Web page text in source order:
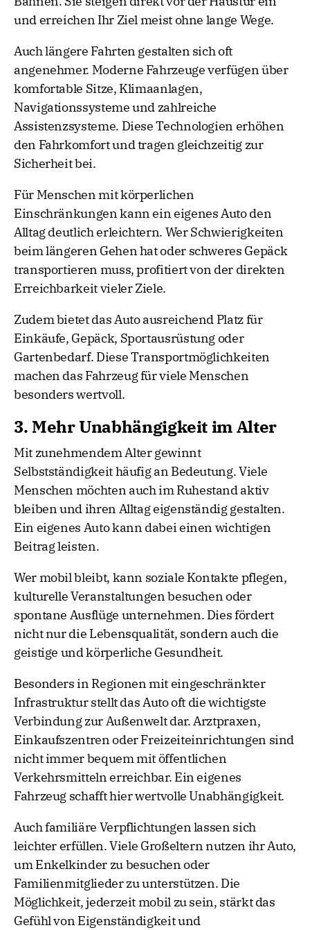
und erreichen Ihr Ziel meist ohne lange Wege.
Auch längere Fahrten gestalten sich oft
angenehmer. Moderne Fahrzeuge verfügen über
komfortable Sitze, Klimaanlagen,
Navigationssysteme und zahlreiche
Assistenzsysteme. Diese Technologien erhöhen
den Fahrkomfort und tragen gleichzeitig zur
Sicherheit bei.
Für Menschen mit körperlichen
Einschränkungen kann ein eigenes Auto den
Alltag deutlich erleichtern. Wer Schwierigkeiten
beim längeren Gehen hat oder schweres Gepäck
transportieren muss, profitiert von der direkten
Erreichbarkeit vieler Ziele.
Zudem bietet das Auto ausreichend Platz für
Einkäufe, Gepäck, Sportausrüstung oder
Gartenbedarf. Diese Transportmöglichkeiten
machen das Fahrzeug für viele Menschen
besonders wertvoll.
3. Mehr Unabhängigkeit im Alter
Mit zunehmendem Alter gewinnt
Selbstständigkeit häufig an Bedeutung. Viele
Menschen möchten auch im Ruhestand aktiv
bleiben und ihren Alltag eigenständig gestalten.
Ein eigenes Auto kann dabei einen wichtigen
Beitrag leisten.
Wer mobil bleibt, kann soziale Kontakte pflegen,
kulturelle Veranstaltungen besuchen oder
spontane Ausflüge unternehmen. Dies fördert
nicht nur die Lebensqualität, sondern auch die
geistige und körperliche Gesundheit.
Besonders in Regionen mit eingeschränkter
Infrastruktur stellt das Auto oft die wichtigste
Verbindung zur Außenwelt dar. Arztpraxen,
Einkaufszentren oder Freizeiteinrichtungen sind
nicht immer bequem mit öffentlichen
Verkehrsmitteln erreichbar. Ein eigenes
Fahrzeug schafft hier wertvolle Unabhängigkeit.
Auch familiäre Verpflichtungen lassen sich
leichter erfüllen. Viele Großeltern nutzen ihr Auto,
um Enkelkinder zu besuchen oder
Familienmitglieder zu unterstützen. Die
Möglichkeit, jederzeit mobil zu sein, stärkt das
Gefühl von Eigenständigkeit und